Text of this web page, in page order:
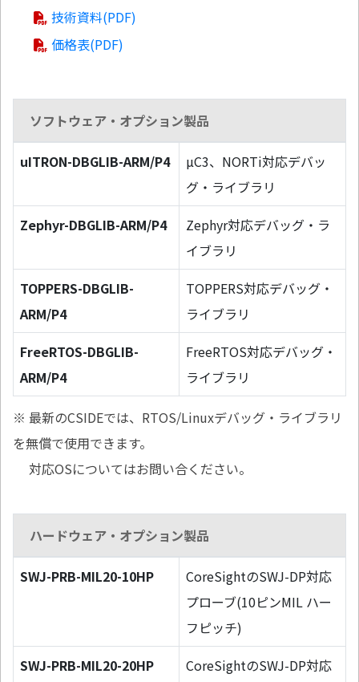
技術資料(PDF)
価格表(PDF)
ソフトウェア・オプション製品
uITRON-DBGLIB-ARM/P4
µC3、NORTi対応デバッ
グ・ライブラリ
Zephyr-DBGLIB-ARM/P4
Zephyr対応デバッグ・ラ
イブラリ
TOPPERS-DBGLIB-
ARM/P4
TOPPERS対応デバッグ・
ライブラリ
FreeRTOS-DBGLIB-
ARM/P4
FreeRTOS対応デバッグ・
ライブラリ
※ 最新のCSIDEでは、RTOS/Linuxデバッグ・ライブラリ
を無償で使用できます。
対応OSについてはお問い合ください。
ハードウェア・オプション製品
SWJ-PRB-MIL20-10HP
CoreSightのSWJ-DP対応
プローブ(10ピンMIL ハー
フピッチ)
SWJ-PRB-MIL20-20HP
CoreSightのSWJ-DP対応